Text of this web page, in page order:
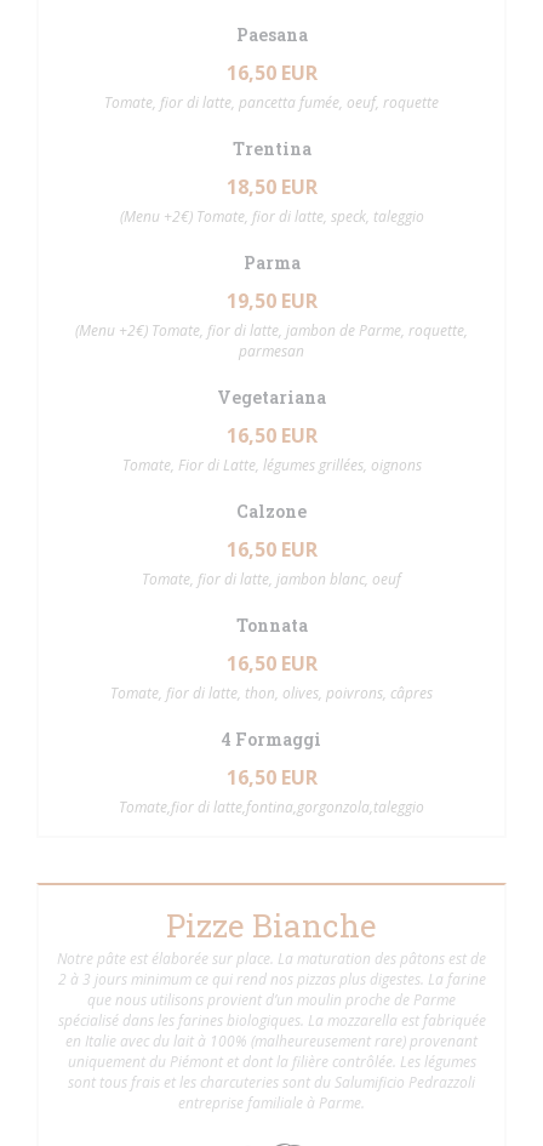
Paesana
16,50 EUR
Tomate, fior di latte, pancetta fumée, oeuf, roquette
Trentina
18,50 EUR
(Menu +2€) Tomate, fior di latte, speck, taleggio
Parma
19,50 EUR
(Menu +2€) Tomate, fior di latte, jambon de Parme, roquette,
parmesan
Vegetariana
16,50 EUR
Tomate, Fior di Latte, légumes grillées, oignons
Calzone
16,50 EUR
Tomate, fior di latte, jambon blanc, oeuf
Tonnata
16,50 EUR
Tomate, fior di latte, thon, olives, poivrons, câpres
4 Formaggi
16,50 EUR
Tomate,fior di latte,fontina,gorgonzola,taleggio
Pizze Bianche
Notre pâte est élaborée sur place. La maturation des pâtons est de
2 à 3 jours minimum ce qui rend nos pizzas plus digestes. La farine
que nous utilisons provient d’un moulin proche de Parme
spécialisé dans les farines biologiques. La mozzarella est fabriquée
en Italie avec du lait à 100% (malheureusement rare) provenant
uniquement du Piémont et dont la filière contrôlée. Les légumes
sont tous frais et les charcuteries sont du Salumificio Pedrazzoli
entreprise familiale à Parme.